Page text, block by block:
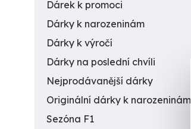
Dárek k promoci
Dárky k narozeninám
Dárky k výročí
Dárky na poslední chvíli
Nejprodávanější dárky
Originální dárky k narozeninám
Sezóna F1